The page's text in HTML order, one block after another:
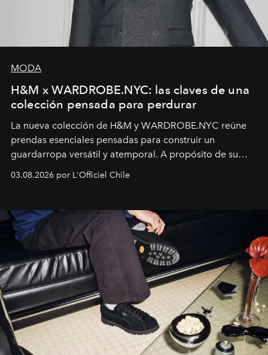
MODA
H&M x WARDROBE.NYC: las claves de una
colección pensada para perdurar
La nueva colección de H&M y WARDROBE.NYC reúne
prendas esenciales pensadas para construir un
guardarropa versátil y atemporal. A propósito de su
la asesora creativa y jefa de diseño global de la marca
y la filosofía detrás de la propuesta.
03.08.2026 por L'Officiel Chile